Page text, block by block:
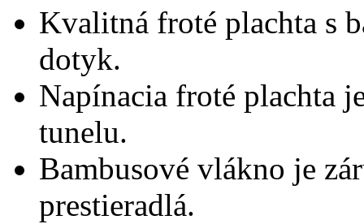
Kvalitná froté plachta s
dotyk.
Napínacia froté plachta
tunelu.
Bambusové vlákno je
prestieradlá.